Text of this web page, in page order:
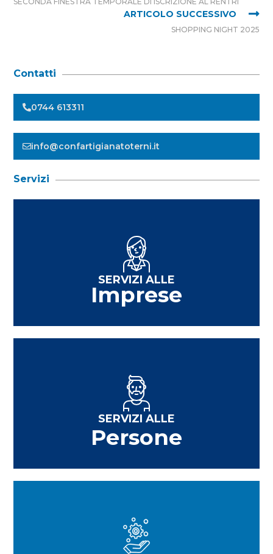
ARTICOLO SUCCESSIVO
SHOPPING NIGHT 2025
Contatti
0744 613311
info@confartigianatoterni.it
Servizi
SERVIZI ALLE
Imprese
SERVIZI ALLE
Persone